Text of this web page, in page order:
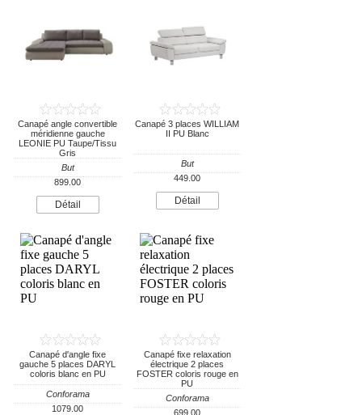
Canapé angle convertible
méridienne gauche
LEONIE PU Taupe/Tissu
Gris
But
899.00
Détail
Canapé 3 places WILLIAM
II PU Blanc
But
449.00
Détail
Canapé d'angle fixe
gauche 5 places DARYL
coloris blanc en PU
Conforama
1079.00
Canapé fixe relaxation
électrique 2 places
FOSTER coloris rouge en
PU
Conforama
699.00